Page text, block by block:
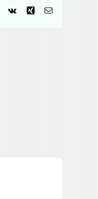
Pinterest
Vk Xing Correo